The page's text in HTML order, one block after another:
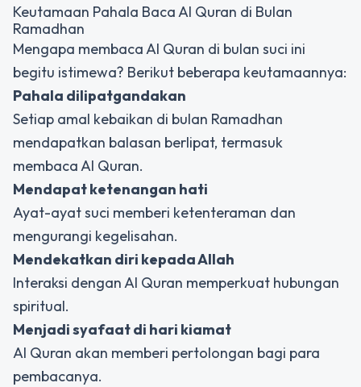
Keutamaan Pahala Baca Al Quran di Bulan
Ramadhan
Mengapa membaca Al Quran di bulan suci ini
begitu istimewa? Berikut beberapa keutamaannya:
Pahala dilipatgandakan
Setiap amal kebaikan di bulan Ramadhan
mendapatkan balasan berlipat, termasuk
membaca Al Quran.
Mendapat ketenangan hati
Ayat-ayat suci memberi ketenteraman dan
mengurangi kegelisahan.
Mendekatkan diri kepada Allah
Interaksi dengan Al Quran memperkuat hubungan
spiritual.
Menjadi syafaat di hari kiamat
Al Quran akan memberi pertolongan bagi para
pembacanya.